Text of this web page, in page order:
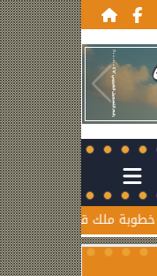
ويوسف عثمان.. احتفال